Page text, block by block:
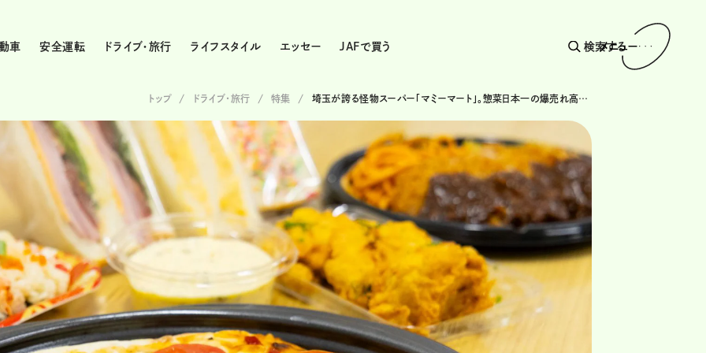
車 安全運転 ドライブ・旅行 ライフスタイル エッセー JAFで買う 検索する
メニュー
トップ ドライブ･旅行 特集 埼玉が誇る怪物スーパー「マミーマート」。惣菜日本一の爆売れ高コスパPB5選！